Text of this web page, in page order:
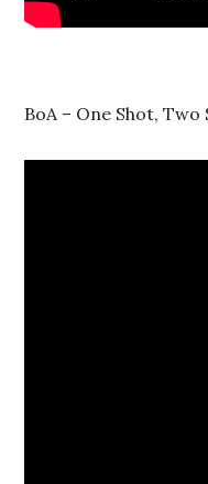
BoA – One Shot, Two